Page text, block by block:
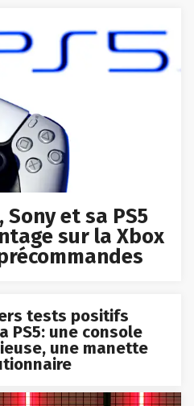
et sa PS5
sur la Xbox
tests positifs
PS5: une console
une manette